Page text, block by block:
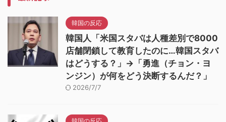
韓国の反応
韓国人「米国スタバは人種差別で8000
店舗閉鎖して教育したのに…韓国スタバ
はどうする？」→「勇進（チョン・ヨ
ンジン）が何をどう決断するんだ？」
2026/7/7